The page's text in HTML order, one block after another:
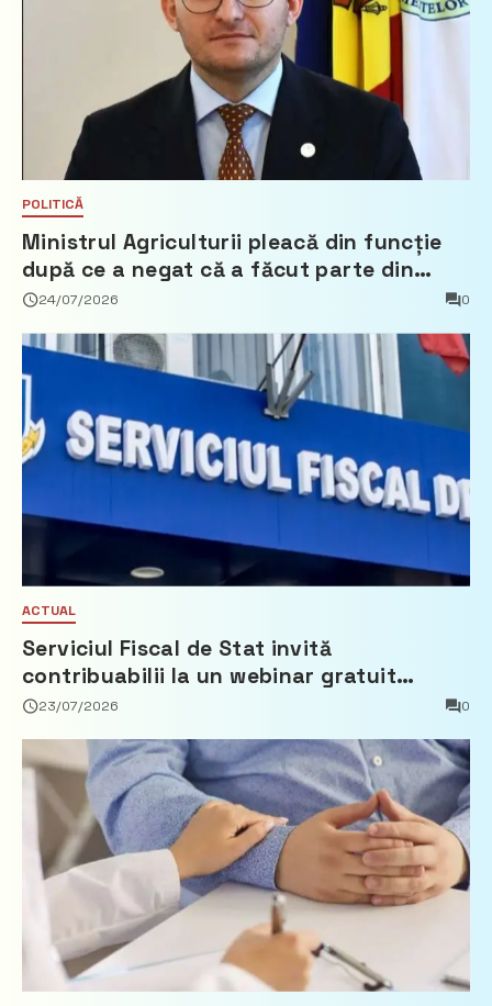
POLITICĂ
Ministrul Agriculturii pleacă din funcție
după ce a negat că a făcut parte din
Partidul Democrat
24/07/2026 0
ACTUAL
Serviciul Fiscal de Stat invită
contribuabilii la un webinar gratuit
privind calculul impozitului pe bunurile
23/07/2026 0